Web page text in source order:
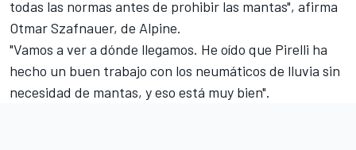
todas las normas antes de prohibir las mantas", afirma
Otmar Szafnauer, de Alpine.
"Vamos a ver a dónde llegamos. He oído que Pirelli ha
hecho un buen trabajo con los neumáticos de lluvia sin
necesidad de mantas, y eso está muy bien".